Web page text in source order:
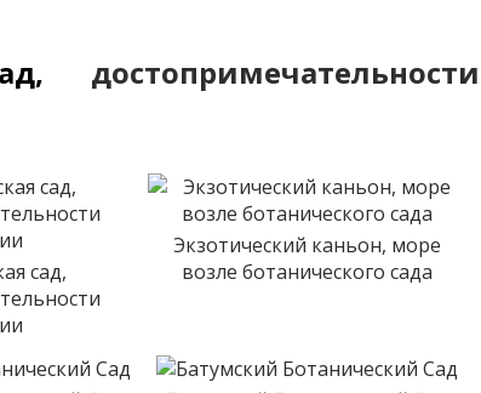
достопримечательности
сад,
Экзотический каньон, море
возле ботанического сада